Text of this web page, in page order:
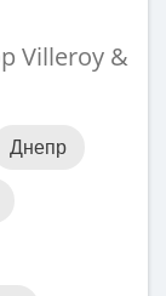
Villeroy &
Днепр